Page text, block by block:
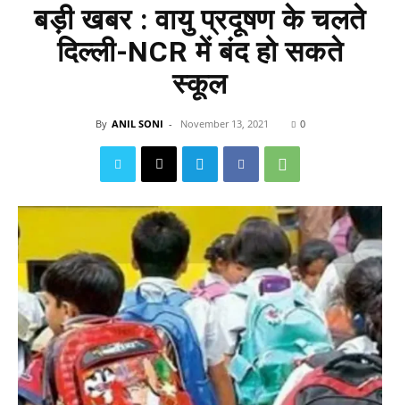
बड़ी खबर : वायु प्रदूषण के चलते
दिल्ली-NCR में बंद हो सकते
स्कूल
By ANIL SONI - November 13, 2021 0